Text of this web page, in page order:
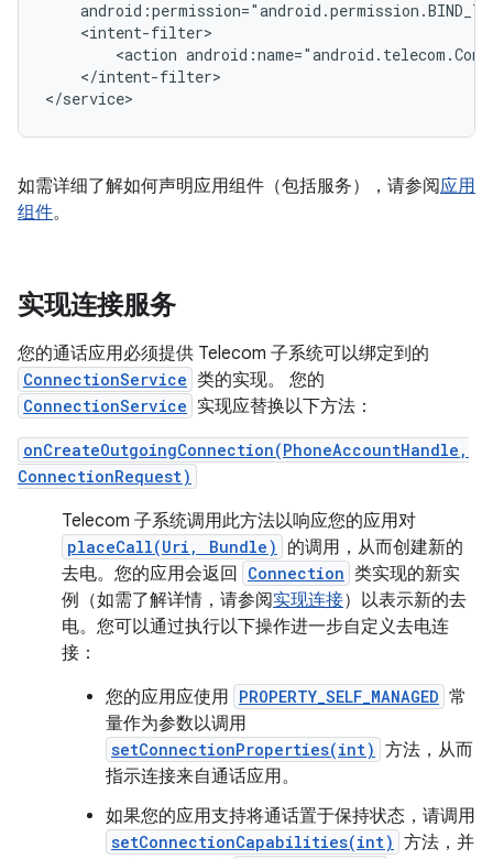
<action
</intent-filter>
如需详细了解如何声明应用组件（包括服务），请参阅应用
组件。
实现连接服务
您的通话应用必须提供 Telecom 子系统可以绑定到的
ConnectionService 类的实现。 您的
ConnectionService 实现应替换以下方法：
onCreateOutgoingConnection(PhoneAccountHandle,
ConnectionRequest)
Telecom 子系统调用此方法以响应您的应用对
placeCall(Uri, Bundle)
的调用，从而创建新的
去电。您的应用会返回
Connection 类实现的新实
例（如需了解详情，请参阅实现连接）以表示新的去
电。您可以通过执行以下操作进一步自定义去电连
接：
您的应用应使用 PROPERTY_SELF_MANAGED 常
量作为参数以调用
setConnectionProperties(int) 方法，从而
指示连接来自通话应用。
如果您的应用支持将通话置于保持状态，请调用
setConnectionCapabilities(int) 方法，并